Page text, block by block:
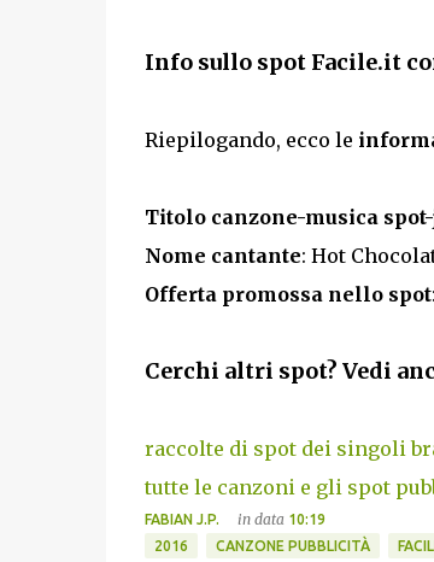
Info sullo spot Facile.it
Riepilogando, ecco le
Titolo canzone-musica
Nome cantante: Hot
Offerta promossa nello spot
Cerchi altri spot? Vedi
raccolte di spot dei singoli
tutte le canzoni e gli spot
FABIAN J.P. in data 10:19
2016
CANZONE PUBBLICITÀ